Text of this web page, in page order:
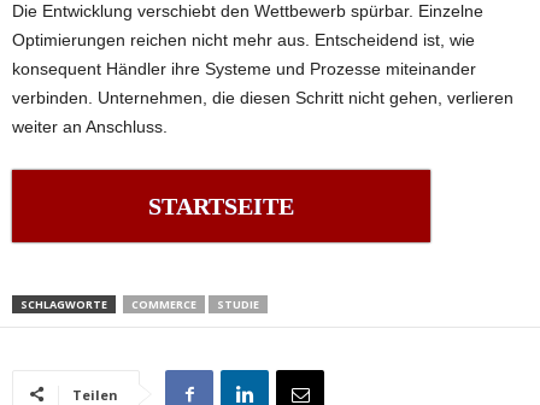
Die Entwicklung verschiebt den Wettbewerb spürbar. Einzelne
Optimierungen reichen nicht mehr aus. Entscheidend ist, wie
konsequent Händler ihre Systeme und Prozesse miteinander
verbinden. Unternehmen, die diesen Schritt nicht gehen, verlieren
weiter an Anschluss.
STARTSEITE
SCHLAGWORTE COMMERCE STUDIE
Teilen